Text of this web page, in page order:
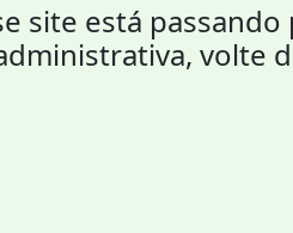
site está
volte